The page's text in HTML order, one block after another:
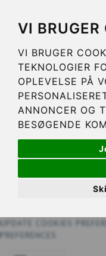
VI BRUGER
VI BRUGER
TEKNOLOGIER
OPLEVELSE PÅ
ANNONCER OG
BESØGENDE
UPDATE COOKIES
PREFERENCES